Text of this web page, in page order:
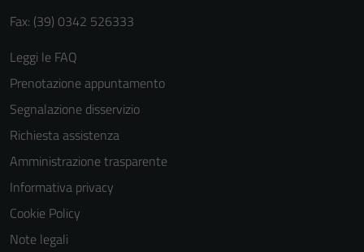
Fax: (39) 0342 526333
Leggi le FAQ
Prenotazione appuntamento
Segnalazione disservizio
Richiesta assistenza
Amministrazione trasparente
Informativa privacy
Cookie Policy
Note legali